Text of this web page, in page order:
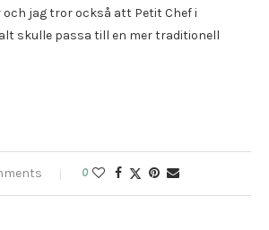
jag tror också att Petit Chef i
skulle passa till en mer traditionell
0